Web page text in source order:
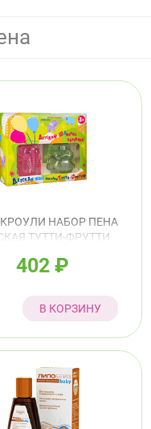
НАБОР ПЕНА
ТУТТИ-ФРУТТИ
180МЛ BN-2402
402₽
В КОРЗИНУ